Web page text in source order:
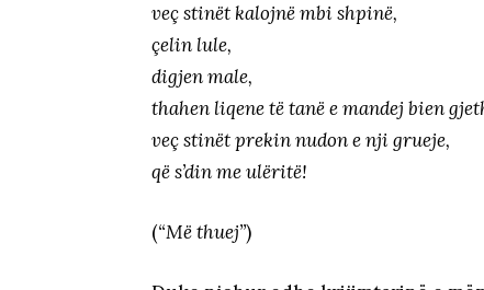
veç stinët kalojnë mbi shpinë,
çelin lule,
digjen male,
thahen liqene të tanë e mandej bien
veç stinët prekin nudon e nji grueje,
që s’din me ulëritë!
(“Më thuej”)